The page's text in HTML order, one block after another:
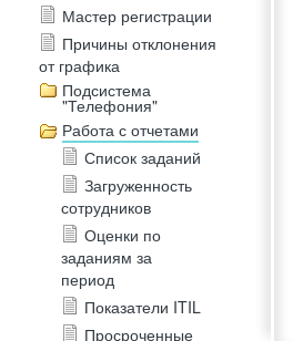
Мастер регистрации
Причины отклонения
от графика
Подсистема
"Телефония"
Работа с отчетами
Список заданий
Загруженность
сотрудников
Оценки по
заданиям за
период
Показатели ITIL
Просроченные